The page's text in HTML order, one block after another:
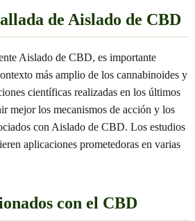
de Aislado de CBD
Aislado de CBD, es importante
más amplio de los cannabinoides y
científicas realizadas en los últimos
mejor los mecanismos de acción y los
con Aislado de CBD. Los estudios
aplicaciones prometedoras en varias
con el CBD